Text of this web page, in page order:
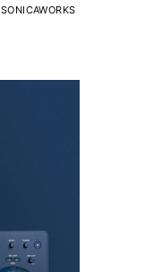
SONICAWORKS